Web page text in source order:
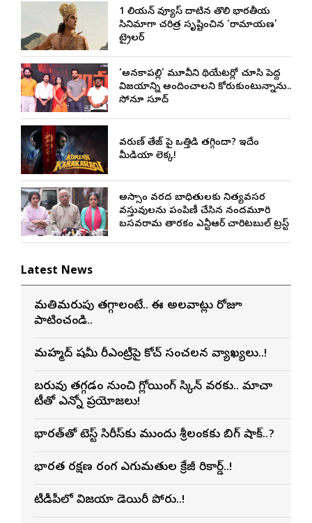
1 బిలియన్ వ్యూస్ దాటిన తొలి భారతీయ
సినిమాగా చరిత్ర సృష్టించిన ‘రామాయణ’
ట్రైలర్
‘అనకాపల్లి’ మూవీని థియేటర్లో చూసి పెద్ద
విజయాన్ని అందించాలని కోరుకుంటున్నాను..
సోనూ సూద్
వరుణ్ తేజ్‌ పై ఒత్తిడి తగ్గిందా? ఇదేం
మీడియా లెక్క!
అస్సాం వరద బాధితులకు నిత్యవసర
వస్తువులను పంపిణీ చేసిన నందమూరి
బసవరామ తారకం ఎన్టీఆర్ చారిటబుల్ ట్రస్ట్
Latest News
మతిమరుపు తగ్గాలంటే.. ఈ అలవాట్లు రోజూ
పాటించండి..
మహ్మద్ షమీ రీఎంట్రీపై కోచ్ సంచలన వ్యాఖ్యలు..!
బరువు తగ్గడం నుంచి గ్లోయింగ్ స్కిన్ వరకు.. మాచా
టీతో ఎన్నో ప్రయోజనాలు!
భారత్‌తో టెస్ట్ సిరీస్‌కు ముందు శ్రీలంకకు బిగ్ షాక్..?
భారత రక్షణ రంగ ఎగుమతుల క్రేజీ రికార్డ్..!
టీడీపీలో విజయా డెయిరీ పోరు..!